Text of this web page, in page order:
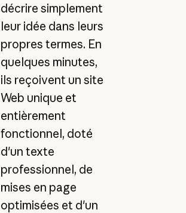
décrire simplement
leur idée dans leurs
propres termes. En
quelques minutes,
ils reçoivent un site
Web unique et
entièrement
fonctionnel, doté
d'un texte
professionnel, de
mises en page
optimisées et d'un